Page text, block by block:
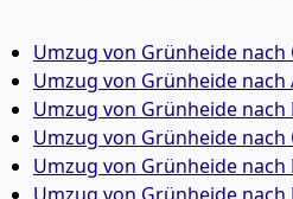
Umzug von Grünheide nach
Umzug von Grünheide nach
Umzug von Grünheide nach
Umzug von Grünheide nach
Umzug von Grünheide nach
Umzug von Grünheide